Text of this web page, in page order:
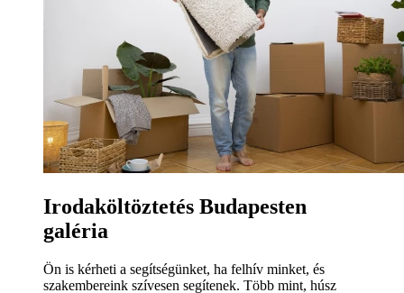
Irodaköltöztetés Budapesten
galéria
Ön is kérheti a segítségünket, ha felhív minket, és
szakembereink szívesen segítenek. Több mint, húsz